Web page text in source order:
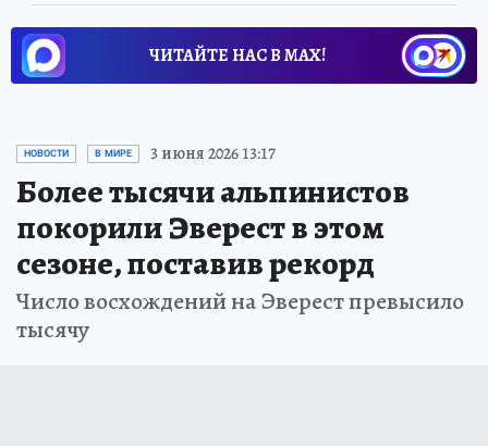
ЧИТАЙТЕ НАС В МАХ!
НОВОСТИ В МИРЕ 3 июня 2026 13:17
Более тысячи альпинистов
покорили Эверест в этом
сезоне, поставив рекорд
Число восхождений на Эверест превысило
тысячу